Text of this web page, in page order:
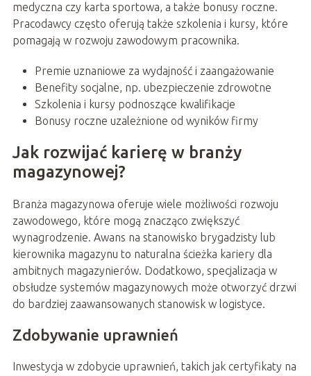
medyczna czy karta sportowa, a także bonusy roczne.
Pracodawcy często oferują także szkolenia i kursy, które
pomagają w rozwoju zawodowym pracownika.
Premie uznaniowe za wydajność i zaangażowanie
Benefity socjalne, np. ubezpieczenie zdrowotne
Szkolenia i kursy podnoszące kwalifikacje
Bonusy roczne uzależnione od wyników firmy
Jak rozwijać karierę w branży
magazynowej?
Branża magazynowa oferuje wiele możliwości rozwoju
zawodowego, które mogą znacząco zwiększyć
wynagrodzenie. Awans na stanowisko brygadzisty lub
kierownika magazynu to naturalna ścieżka kariery dla
ambitnych magazynierów. Dodatkowo, specjalizacja w
obsłudze systemów magazynowych może otworzyć drzwi
do bardziej zaawansowanych stanowisk w logistyce.
Zdobywanie uprawnień
Inwestycja w zdobycie uprawnień, takich jak certyfikaty na